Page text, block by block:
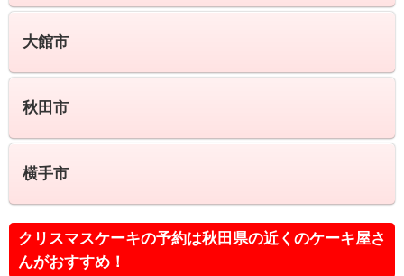
大館市
秋田市
横手市
クリスマスケーキの予約は秋田県の近くのケーキ屋さ
んがおすすめ！